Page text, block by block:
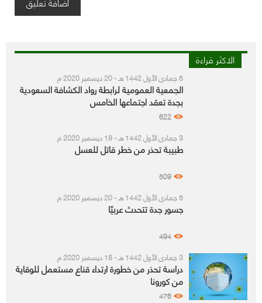
الاكثر قراءة
5 جمادى الأول 1442 هـ - 20 ديسمبر 2020 م
الجمعية العمومية لرابطة رواد الكشافة السعودية
بجدة تعقد اجتماعها الخامس
622
3 جمادى الأول 1442 هـ - 18 ديسمبر 2020 م
طبيبة تحذر من خطر قاتل للعسل
509
5 جمادى الأول 1442 هـ - 20 ديسمبر 2020 م
جسور جدة تتحدث عربيًا
494
3 جمادى الأول 1442 هـ - 18 ديسمبر 2020 م
دراسة تحذر من خطورة ارتداء قناع مستعمل للوقاية
من كورونا
476